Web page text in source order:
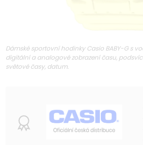
Dámské sportovní hodinky Casio BABY-G s
digitální a analogové zobrazení času,
světové časy, datum.